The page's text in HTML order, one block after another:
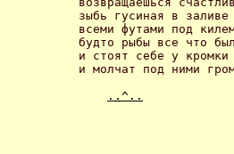
зыбь гусиная в
всеми футами под
будто рыбы все что
и стоят себе у кромки
и молчат под ними
..^..